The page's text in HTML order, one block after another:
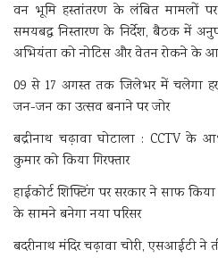
वन भूमि हस्तांतरण के लंबित मामलों पर
समयबद्ध निस्तारण के निर्देश, बैठक में
अभियंता को नोटिस और वेतन रोकने के
09 से 17 अगस्त तक जिलेभर में चलेगा
जन-जन का उत्सव बनाने पर जोर
बद्रीनाथ चढ़ावा घोटाला : CCTV के
कुमार को किया गिरफ्तार
हाईकोर्ट शिफ्टिंग पर सरकार ने साफ
के सामने बनेगा नया परिसर
बदरीनाथ मंदिर चढ़ावा चोरी, एसआईटी ने